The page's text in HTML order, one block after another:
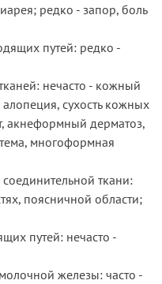
редко - запор, боль
путей: редко -
нечасто - кожный
сухость кожных
акнеформный дерматоз,
многоформная
ткани:
поясничной области;
путей: нечасто -
железы: часто -